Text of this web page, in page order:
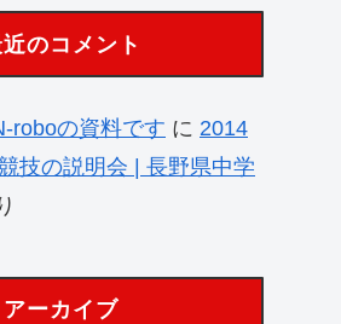
のコメント
roboの資料です に 2014
技の説明会 | 長野県中学
アーカイブ